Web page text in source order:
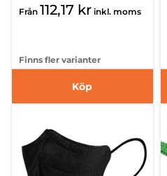
Från 112,17 kr inkl. moms
Finns fler varianter
Köp